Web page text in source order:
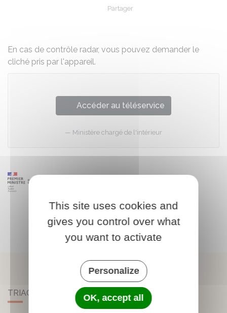
Partager
En cas de contrôle radar, vous pouvez demander le
cliché pris par l'appareil.
Accéder au téléservice
Ministère chargé de l'intérieur
TRIAC-LAUTRAIT
This site uses cookies and
gives you control over what
you want to activate
Personalize
OK, accept all